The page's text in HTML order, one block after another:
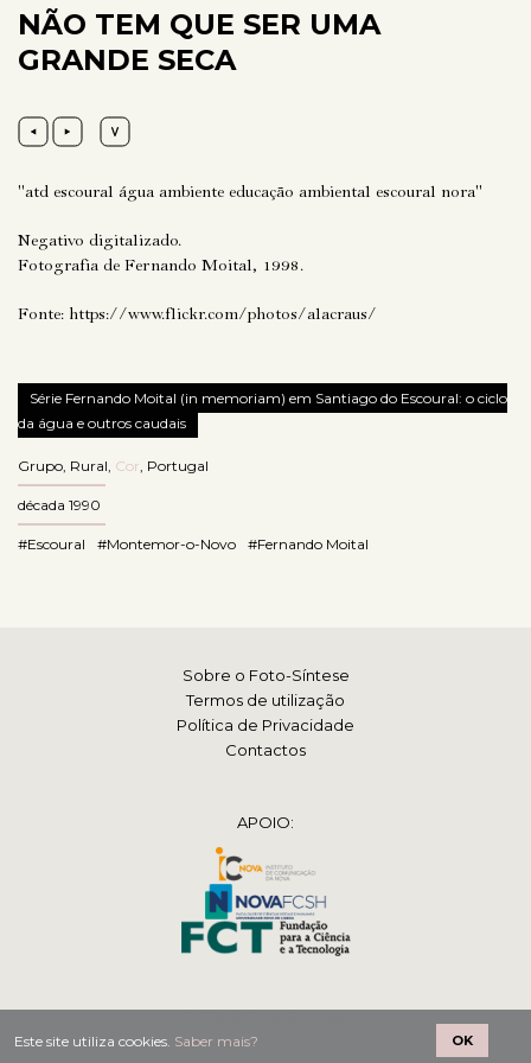
NÃO TEM QUE SER UMA
GRANDE SECA
"atd escoural água ambiente educação ambiental escoural nora"
Negativo digitalizado.
Fotografia de Fernando Moital, 1998.
Fonte: https://www.flickr.com/photos/alacraus/
Série Fernando Moital (in memoriam) em Santiago do Escoural: o ciclo
da água e outros caudais
Grupo Rural Cor Portugal
década 1990
#Escoural #Montemor-o-Novo #Fernando Moital
Sobre o Foto-Síntese
Termos de utilização
Política de Privacidade
Contactos
APOIO:
Este site utiliza cookies. Saber mais? OK